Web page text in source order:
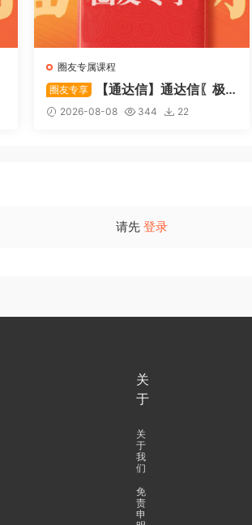
圈友专属课程
圈友专享
【通达信】通达信〖极
致主力〗主副图/选股 放量不算突
2026-08-08 344 22
请先 登录
关
于
关
于
我
们
免
责
申